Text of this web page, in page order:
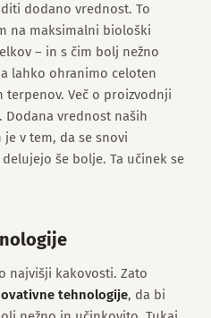
dodano vrednost. To
na maksimalni biološki
– in s čim bolj nežno
lahko ohranimo celoten
Več o proizvodnji
. Dodana vrednost naših
v tem, da se snovi
še bolje. Ta učinek se
najvišji kakovosti. Zato
tehnologije, da bi